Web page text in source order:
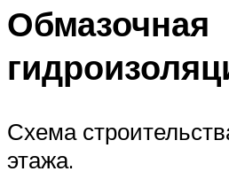
Обмазочная
Схема
этажа.